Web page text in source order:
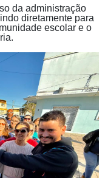
da administração
diretamente para
escolar e o